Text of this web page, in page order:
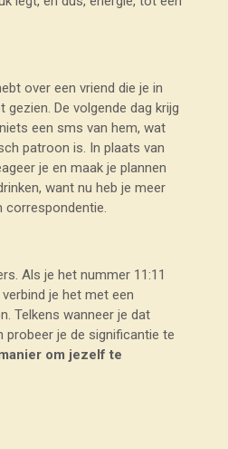
over een vriend die je in
gezien. De volgende dag krijg
een sms van hem, wat
patroon is. In plaats van
je en maak je plannen
want nu heb je meer
correspondentie.
Als je het nummer 11:11
je het met een
Telkens wanneer je dat
probeer je de significantie te
om jezelf te